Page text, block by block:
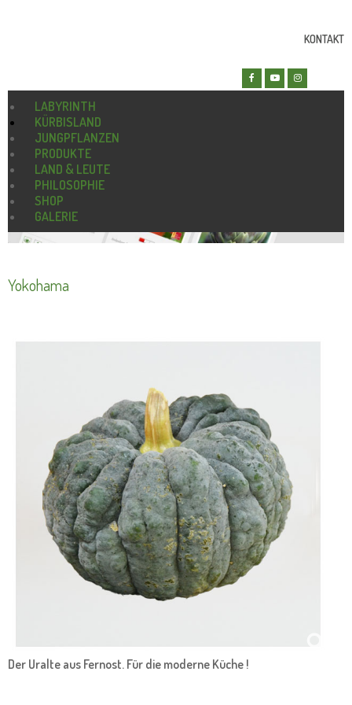
KONTAKT
LABYRINTH
KÜRBISLAND
JUNGPFLANZEN
PRODUKTE
LAND & LEUTE
PHILOSOPHIE
SHOP
GALERIE
Yokohama
Der Uralte aus Fernost. Für die moderne Küche !